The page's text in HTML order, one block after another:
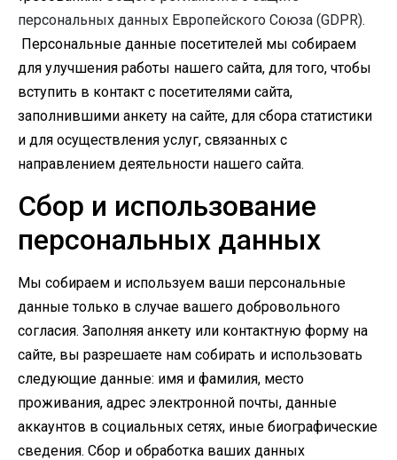
персональных данных Европейского Союза (GDPR).
Персональные данные посетителей мы собираем
для улучшения работы нашего сайта, для того, чтобы
вступить в контакт с посетителями сайта,
заполнившими анкету на сайте, для сбора статистики
и для осуществления услуг, связанных с
направлением деятельности нашего сайта.
Сбор и использование
персональных данных
Мы собираем и используем ваши персональные
данные только в случае вашего добровольного
согласия. Заполняя анкету или контактную форму на
сайте, вы разрешаете нам собирать и использовать
следующие данные: имя и фамилия, место
проживания, адрес электронной почты, данные
аккаунтов в социальных сетях, иные биографические
сведения. Сбор и обработка ваших данных